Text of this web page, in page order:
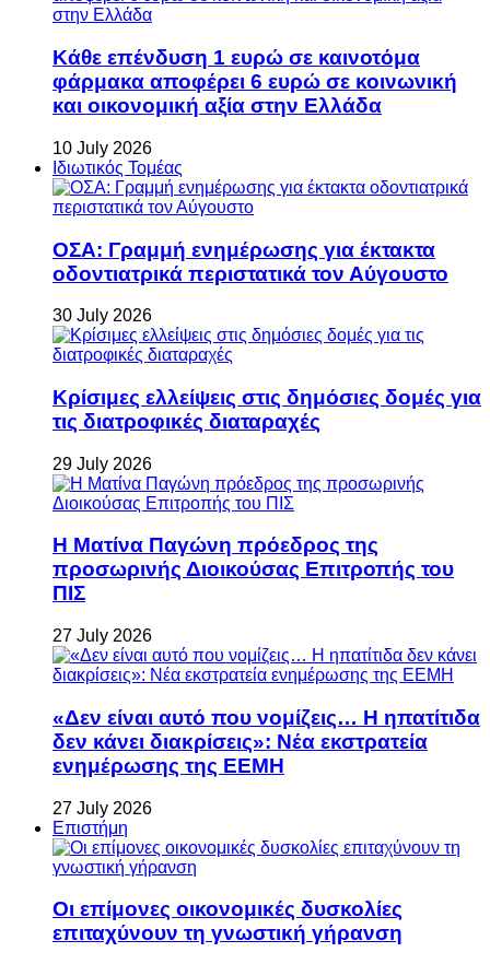
Κάθε επένδυση 1 ευρώ σε καινοτόμα
φάρμακα αποφέρει 6 ευρώ σε κοινωνική
και οικονομική αξία στην Ελλάδα
10 July 2026
Ιδιωτικός Τομέας
ΟΣΑ: Γραμμή ενημέρωσης για έκτακτα
οδοντιατρικά περιστατικά τον Αύγουστο
30 July 2026
Κρίσιμες ελλείψεις στις δημόσιες δομές για
τις διατροφικές διαταραχές
29 July 2026
Η Ματίνα Παγώνη πρόεδρος της
προσωρινής Διοικούσας Επιτροπής του
ΠΙΣ
27 July 2026
«Δεν είναι αυτό που νομίζεις… Η ηπατίτιδα
δεν κάνει διακρίσεις»: Νέα εκστρατεία
ενημέρωσης της ΕΕΜΗ
27 July 2026
Επιστήμη
Οι επίμονες οικονομικές δυσκολίες
επιταχύνουν τη γνωστική γήρανση